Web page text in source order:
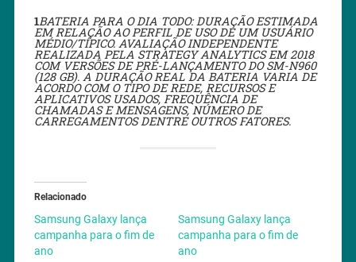
1BATERIA PARA O DIA TODO: DURAÇÃO ESTIMADA
EM RELAÇÃO AO PERFIL DE USO DE UM USUÁRIO
MÉDIO/TÍPICO. AVALIAÇÃO INDEPENDENTE
REALIZADA PELA STRATEGY ANALYTICS EM 2018
COM VERSÕES DE PRÉ-LANÇAMENTO DO SM-N960
(128 GB). A DURAÇÃO REAL DA BATERIA VARIA DE
ACORDO COM O TIPO DE REDE, RECURSOS E
APLICATIVOS USADOS, FREQUÊNCIA DE
CHAMADAS E MENSAGENS, NÚMERO DE
CARREGAMENTOS DENTRE OUTROS FATORES.
Relacionado
Samsung Galaxy lança
campanha para o fim de
ano
Samsung Galaxy lança
campanha para o fim de
ano